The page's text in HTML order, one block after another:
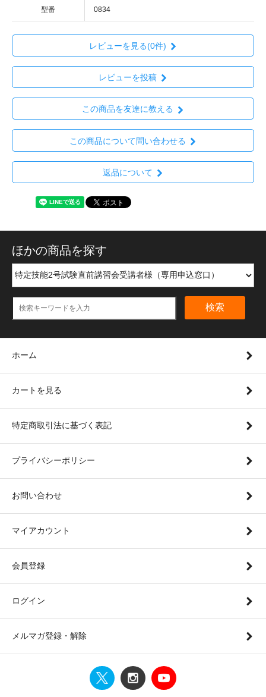
型番 0834
レビューを見る(0件)
レビューを投稿
この商品を友達に教える
この商品について問い合わせる
返品について
ほかの商品を探す
検索
ホーム
カートを見る
特定商取引法に基づく表記
プライバシーポリシー
お問い合わせ
マイアカウント
会員登録
ログイン
メルマガ登録・解除